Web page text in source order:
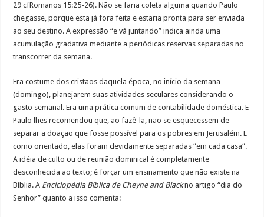
29 cfRomanos 15:25-26). Não se faria coleta alguma quando Paulo
chegasse, porque esta já fora feita e estaria pronta para ser enviada
ao seu destino. A expressão “e vá juntando” indica ainda uma
acumulação gradativa mediante a periódicas reservas separadas no
transcorrer da semana.
Era costume dos cristãos daquela época, no início da semana
(domingo), planejarem suas atividades seculares considerando o
gasto semanal. Era uma prática comum de contabilidade doméstica. E
Paulo lhes recomendou que, ao fazê-la, não se esquecessem de
separar a doação que fosse possível para os pobres em Jerusalém. E
como orientado, elas foram devidamente separadas “em cada casa“.
A idéia de culto ou de reunião dominical é completamente
desconhecida ao texto; é forçar um ensinamento que não existe na
Bíblia. A Enciclopédia Bíblica de Cheyne and Blackno artigo “dia do
Senhor” quanto a isso comenta: